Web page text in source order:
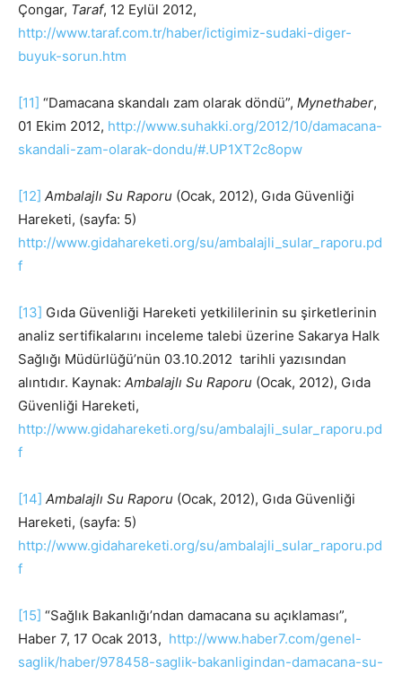
Çongar, Taraf, 12 Eylül 2012,
http://www.taraf.com.tr/haber/ictigimiz-sudaki-diger-
buyuk-sorun.htm
[11] “Damacana skandalı zam olarak döndü”, Mynethaber,
01 Ekim 2012, http://www.suhakki.org/2012/10/damacana-
skandali-zam-olarak-dondu/#.UP1XT2c8opw
[12] Ambalajlı Su Raporu (Ocak, 2012), Gıda Güvenliği
Hareketi, (sayfa: 5)
http://www.gidahareketi.org/su/ambalajli_sular_raporu.pd
f
[13] Gıda Güvenliği Hareketi yetkililerinin su şirketlerinin
analiz sertifikalarını inceleme talebi üzerine Sakarya Halk
Sağlığı Müdürlüğü’nün 03.10.2012 tarihli yazısından
alıntıdır. Kaynak: Ambalajlı Su Raporu (Ocak, 2012), Gıda
Güvenliği Hareketi,
http://www.gidahareketi.org/su/ambalajli_sular_raporu.pd
f
[14] Ambalajlı Su Raporu (Ocak, 2012), Gıda Güvenliği
Hareketi, (sayfa: 5)
http://www.gidahareketi.org/su/ambalajli_sular_raporu.pd
f
[15] “Sağlık Bakanlığı’ndan damacana su açıklaması”,
Haber 7, 17 Ocak 2013, http://www.haber7.com/genel-
saglik/haber/978458-saglik-bakanligindan-damacana-su-